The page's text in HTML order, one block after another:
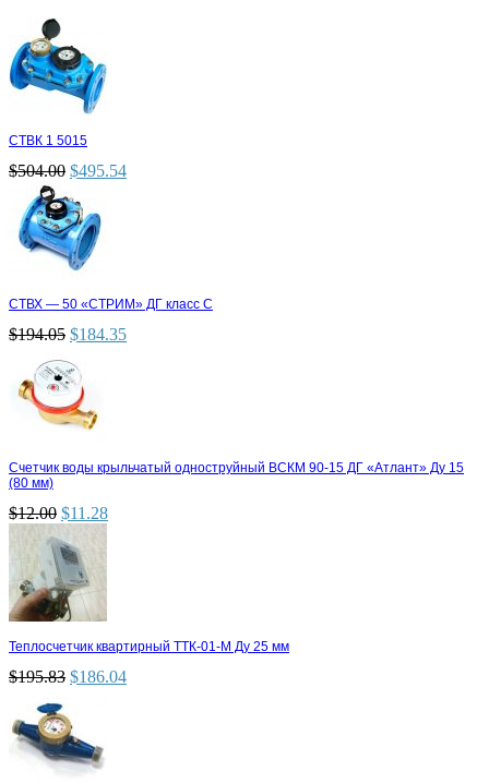
СТВК 1 5015
$504.00 $495.54
СТВХ — 50 «СТРИМ» ДГ класс С
$194.05 $184.35
Счетчик воды крыльчатый одноструйный ВСКМ 90-15 ДГ «Атлант» Ду 15
(80 мм)
$12.00 $11.28
Теплосчетчик квартирный ТТК-01-М Ду 25 мм
$195.83 $186.04